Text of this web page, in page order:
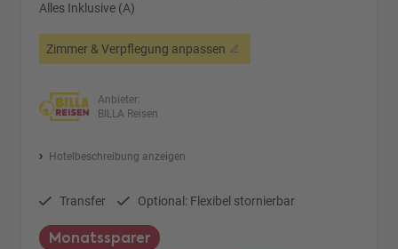
Alles Inklusive (A)
Zimmer & Verpflegung anpassen
Anbieter:
BILLA Reisen
Hotelbeschreibung anzeigen
Transfer Optional: Flexibel stornierbar
Monatssparer